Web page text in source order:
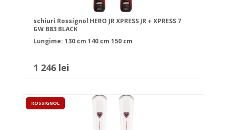
schiuri Rossignol HERO JR XPRESS JR + XPRESS 7
GW B83 BLACK
Lungime: 130 cm 140 cm 150 cm
1 246 lei
ROSSIGNOL